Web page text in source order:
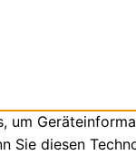
um
Sie diesen